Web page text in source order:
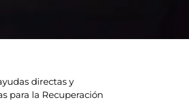
directas y
para la Recuperación